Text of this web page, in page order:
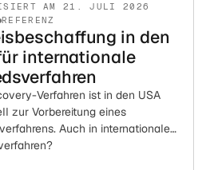
AM 21. JULI 2026
REFERENZ
in den
internationale
Verfahren ist in den USA
zur Vorbereitung eines
Auch in internationalen